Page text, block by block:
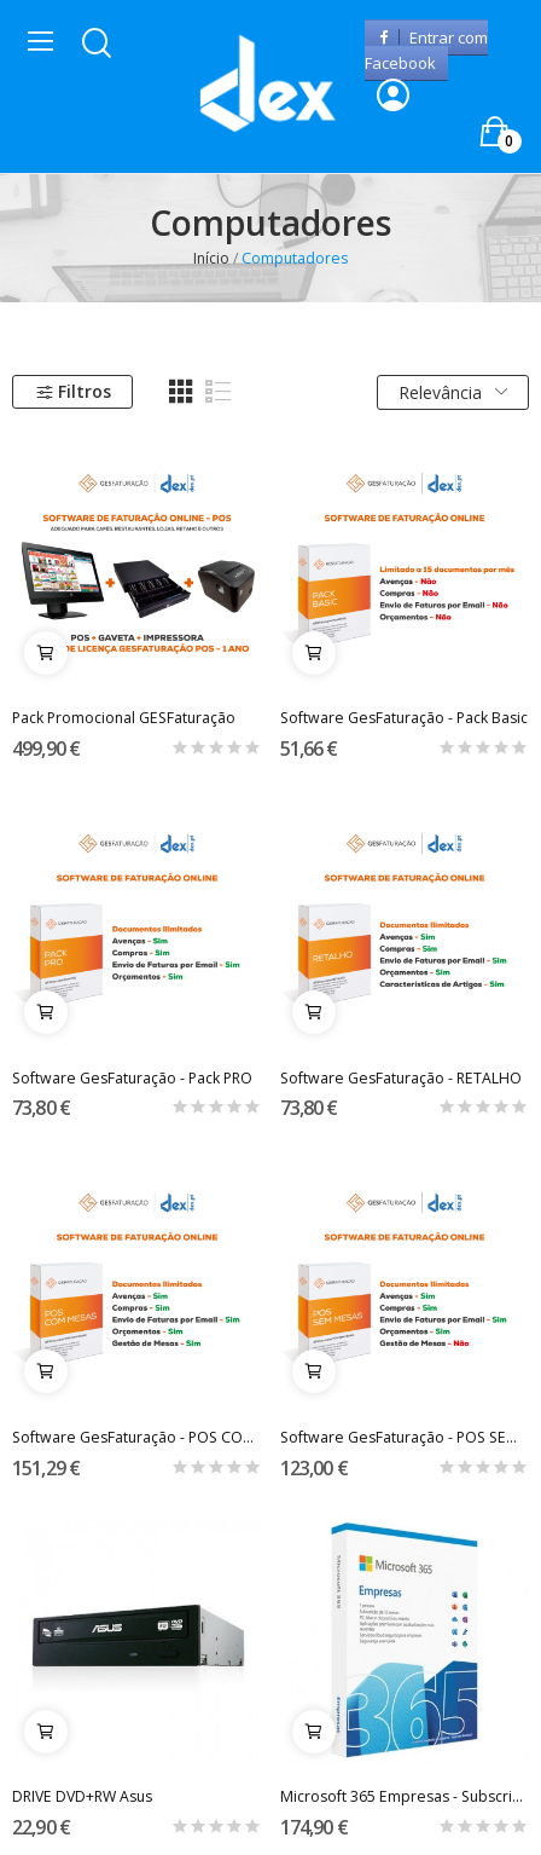
Entrar com
Facebook
0
Computadores
Início Computadores
Filtros Relevância
Pack Promocional GESFaturação
499,90 €
Software GesFaturação - Pack Basic
51,66 €
Software GesFaturação - Pack PRO
73,80 €
Software GesFaturação - RETALHO
73,80 €
Software GesFaturação - POS COM MESAS
151,29 €
Software GesFaturação - POS SEM MESAS
123,00 €
DRIVE DVD+RW Asus
22,90 €
Microsoft 365 Empresas - Subscrição 1 ANO
174,90 €